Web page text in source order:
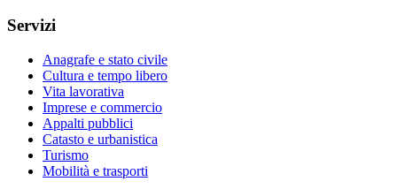
Servizi
Anagrafe e stato civile
Cultura e tempo libero
Vita lavorativa
Imprese e commercio
Appalti pubblici
Catasto e urbanistica
Turismo
Mobilità e trasporti